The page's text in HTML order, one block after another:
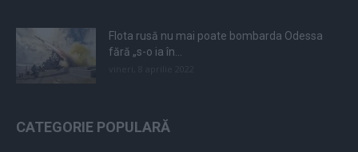
Flota rusă nu mai poate bombarda Odessa
fără „s-o ia în...
CATEGORIE POPULARĂ